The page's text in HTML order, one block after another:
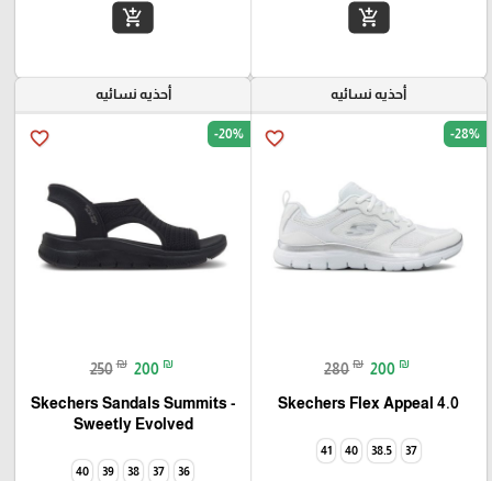
add_shopping_cart
add_shopping_cart
أحذيه نسائيه
favorite_border -28%
280 ₪ 200 ₪
Skechers Flex Appeal 4.0‏
37
38.5
40
41
أحذيه نسائيه
favorite_border -20%
250 ₪ 200 ₪
Skechers Sandals Summits -
Sweetly Evolved‏
36
37
38
39
40